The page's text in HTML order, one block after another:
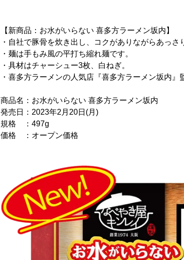
【新商品：お水がいらない 喜多方ラーメン坂内】
・自社で豚骨を炊き出し、コクがありながらあっさ
・麺は手もみ風の平打ち縮れ麺です。
・具材はチャーシュー3枚、白ねぎ。
・喜多方ラーメンの人気店『喜多方ラーメン坂内』
商品名：お水がいらない 喜多方ラーメン坂内
発売日：2023年2月20日(月)
規格 ：497g
価格 ：オープン価格